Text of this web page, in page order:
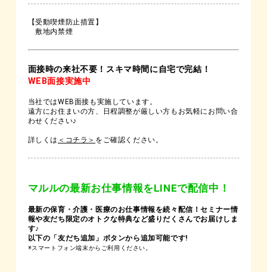
【受動喫煙防止措置】
敷地内禁煙
面接時の来社不要！スキマ時間に自宅で完結！
WEB面接実施中
当社ではWEB面接も実施しています。
遠方にお住まいの方、日程調整が厳しい方もお気軽にお問い合
わせください♪
詳しくは ＜コチラ＞ をご確認ください。
マルルの最新お仕事情報をLINEで配信中！
最新の保育・介護・医療のお仕事情報を続々配信！セミナー情
報や友だち限定のオトクな特典など盛りだくさんでお届けしま
す♪
以下の「友だち追加」ボタンから追加可能です!
※スマートフォン端末からご利用ください。